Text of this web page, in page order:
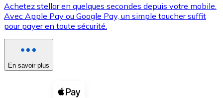
XRP
XRP
Voir toutes
Coupons crypto
Achetez stellar en quelques secondes depuis votre mobile.
Avec Apple Pay ou Google Pay, un simple toucher suffit
pour payer en toute sécurité.
En savoir plus